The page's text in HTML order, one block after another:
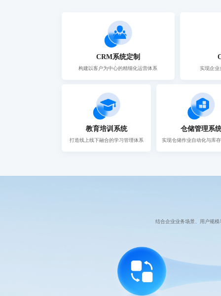
CRM系统定制
构建以客户为中心的精细化运营体系 实现企业
教育培训系统
打造线上线下融合的学习管理体系
仓储管理系
实现仓储作业自动化与库
结合企业业务场景、用户规